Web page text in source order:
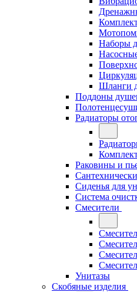
Наборы
Шланги
Поддоны
Радиаторы
Раковины и
Сиденья для
Система
Смесители
Унитазы
Скобяные изделия